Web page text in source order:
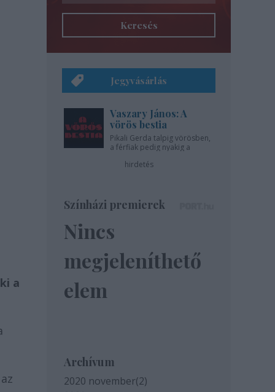
a
Keresés
Jegyvásárlás
Vaszary János: A
vörös bestia
Pikali Gerda talpig vörösben,
a férfiak pedig nyakig a
hirdetés
Színházi premierek
Nincs
megjeleníthető
elem
Archívum
2020 november(2)